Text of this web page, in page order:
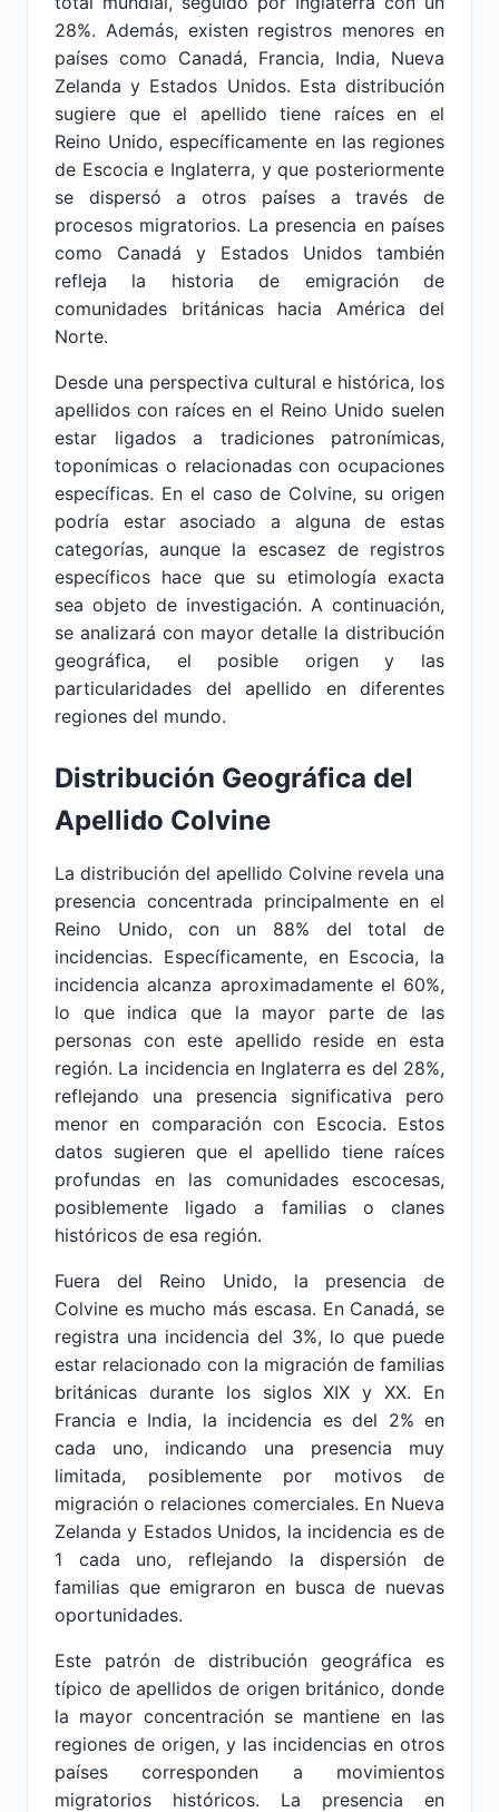
28%. Además, existen registros menores en
países como Canadá, Francia, India, Nueva
Zelanda y Estados Unidos. Esta distribución
sugiere que el apellido tiene raíces en el
Reino Unido, específicamente en las regiones
de Escocia e Inglaterra, y que posteriormente
se dispersó a otros países a través de
procesos migratorios. La presencia en países
como Canadá y Estados Unidos también
refleja la historia de emigración de
comunidades británicas hacia América del
Norte.
Desde una perspectiva cultural e histórica, los
apellidos con raíces en el Reino Unido suelen
estar ligados a tradiciones patronímicas,
toponímicas o relacionadas con ocupaciones
específicas. En el caso de Colvine, su origen
podría estar asociado a alguna de estas
categorías, aunque la escasez de registros
específicos hace que su etimología exacta
sea objeto de investigación. A continuación,
se analizará con mayor detalle la distribución
geográfica, el posible origen y las
particularidades del apellido en diferentes
regiones del mundo.
Distribución Geográfica del
Apellido Colvine
La distribución del apellido Colvine revela una
presencia concentrada principalmente en el
Reino Unido, con un 88% del total de
incidencias. Específicamente, en Escocia, la
incidencia alcanza aproximadamente el 60%,
lo que indica que la mayor parte de las
personas con este apellido reside en esta
región. La incidencia en Inglaterra es del 28%,
reflejando una presencia significativa pero
menor en comparación con Escocia. Estos
datos sugieren que el apellido tiene raíces
profundas en las comunidades escocesas,
posiblemente ligado a familias o clanes
históricos de esa región.
Fuera del Reino Unido, la presencia de
Colvine es mucho más escasa. En Canadá, se
registra una incidencia del 3%, lo que puede
estar relacionado con la migración de familias
británicas durante los siglos XIX y XX. En
Francia e India, la incidencia es del 2% en
cada uno, indicando una presencia muy
limitada, posiblemente por motivos de
migración o relaciones comerciales. En Nueva
Zelanda y Estados Unidos, la incidencia es de
1 cada uno, reflejando la dispersión de
familias que emigraron en busca de nuevas
oportunidades.
Este patrón de distribución geográfica es
típico de apellidos de origen británico, donde
la mayor concentración se mantiene en las
regiones de origen, y las incidencias en otros
países corresponden a movimientos
migratorios históricos. La presencia en